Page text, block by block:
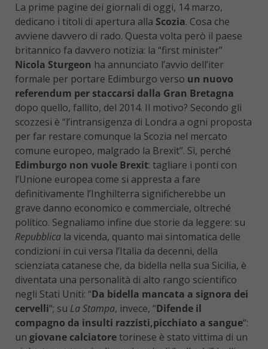
La prime pagine dei giornali di oggi, 14 marzo,
dedicano i titoli di apertura alla Scozia. Cosa che
avviene davvero di rado. Questa volta però il paese
britannico fa davvero notizia: la “first minister”
Nicola Sturgeon ha annunciato l’avvio dell’iter
formale per portare Edimburgo verso un nuovo
referendum per staccarsi dalla Gran Bretagna
dopo quello, fallito, del 2014. Il motivo? Secondo gli
scozzesi è “l’intransigenza di Londra a ogni proposta
per far restare comunque la Scozia nel mercato
comune europeo, malgrado la Brexit”. Sì, perché
Edimburgo non vuole Brexit: tagliare i ponti con
l’Unione europea come si appresta a fare
definitivamente l’Inghilterra significherebbe un
grave danno economico e commerciale, oltreché
politico. Segnaliamo infine due storie da leggere: su
Repubblica la vicenda, quanto mai sintomatica delle
condizioni in cui versa l’Italia da decenni, della
scienziata catanese che, da bidella nella sua Sicilia, è
diventata una personalità di alto rango scientifico
negli Stati Uniti: “Da bidella mancata a signora dei
cervelli“; su La Stampa, invece, “Difende il
compagno da insulti razzisti,picchiato a sangue“:
un giovane calciatore torinese è stato vittima di un